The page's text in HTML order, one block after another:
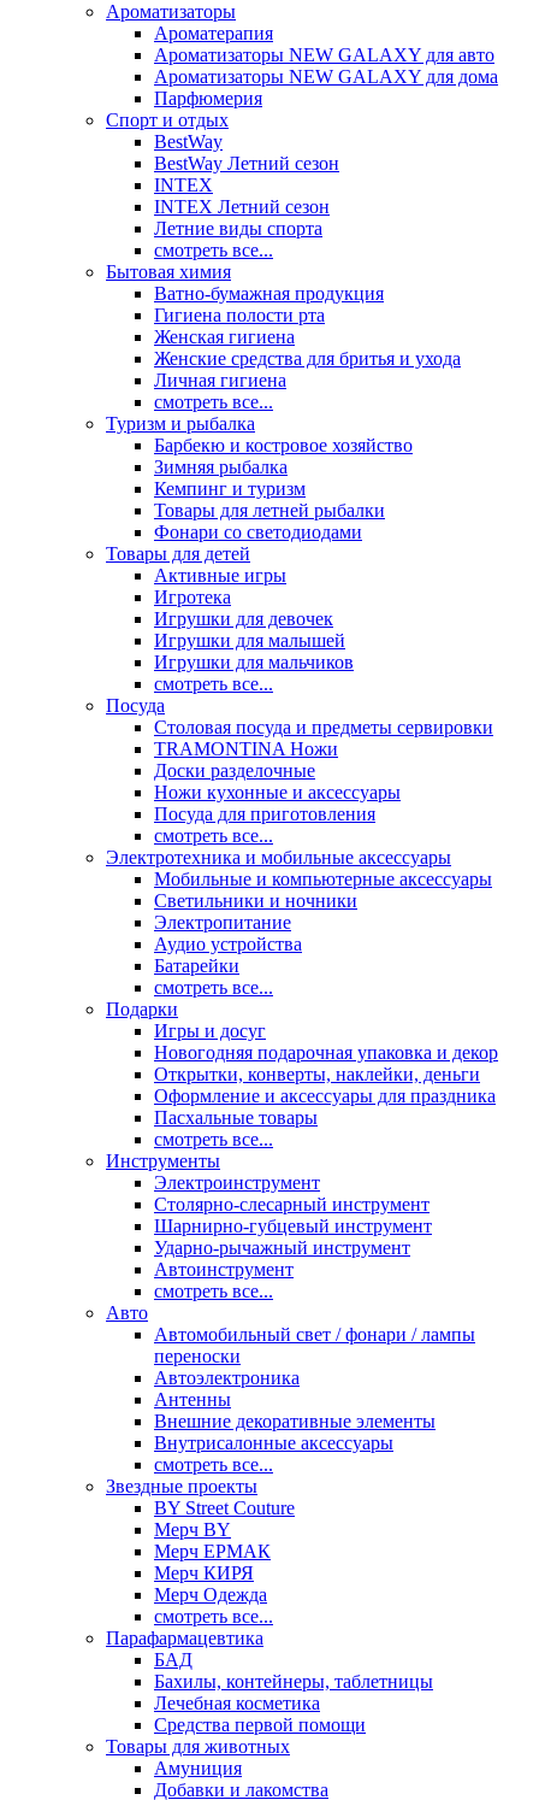
Ароматизаторы
Ароматерапия
Ароматизаторы NEW GALAXY для авто
Ароматизаторы NEW GALAXY для дома
Парфюмерия
Спорт и отдых
BestWay
BestWay Летний сезон
INTEX
INTEX Летний сезон
Летние виды спорта
смотреть все...
Бытовая химия
Ватно-бумажная продукция
Гигиена полости рта
Женская гигиена
Женские средства для бритья и ухода
Личная гигиена
смотреть все...
Туризм и рыбалка
Барбекю и костровое хозяйство
Зимняя рыбалка
Кемпинг и туризм
Товары для летней рыбалки
Фонари со светодиодами
Товары для детей
Активные игры
Игротека
Игрушки для девочек
Игрушки для малышей
Игрушки для мальчиков
смотреть все...
Посуда
Столовая посуда и предметы сервировки
TRAMONTINA Ножи
Доски разделочные
Ножи кухонные и аксессуары
Посуда для приготовления
смотреть все...
Электротехника и мобильные аксессуары
Мобильные и компьютерные аксессуары
Светильники и ночники
Электропитание
Аудио устройства
Батарейки
смотреть все...
Подарки
Игры и досуг
Новогодняя подарочная упаковка и декор
Открытки, конверты, наклейки, деньги
Оформление и аксессуары для праздника
Пасхальные товары
смотреть все...
Инструменты
Электроинструмент
Столярно-слесарный инструмент
Шарнирно-губцевый инструмент
Ударно-рычажный инструмент
Автоинструмент
смотреть все...
Авто
Автомобильный свет / фонари / лампы
переноски
Автоэлектроника
Антенны
Внешние декоративные элементы
Внутрисалонные аксессуары
смотреть все...
Звездные проекты
BY Street Couture
Мерч BY
Мерч ЕРМАК
Мерч КИРЯ
Мерч Одежда
смотреть все...
Парафармацевтика
БАД
Бахилы, контейнеры, таблетницы
Лечебная косметика
Средства первой помощи
Товары для животных
Амуниция
Добавки и лакомства